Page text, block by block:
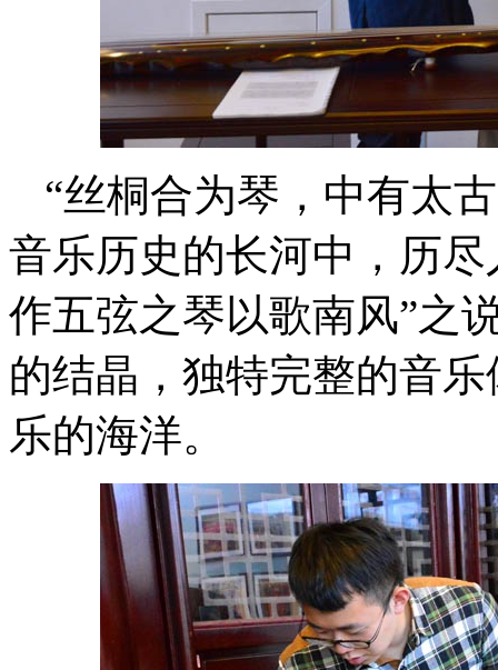
“丝桐合为琴，中有太
音乐历史的长河中，历
作五弦之琴以歌南风”之
的结晶，独特完整的音
乐的海洋。